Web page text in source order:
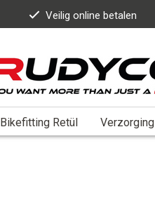
Veilig online betalen
Bikefitting Retül Verzorging